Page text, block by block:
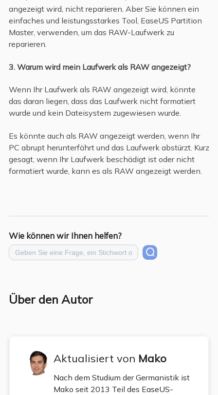
angezeigt wird, nicht reparieren. Aber Sie können ein
einfaches und leistungsstarkes Tool, EaseUS Partition
Master, verwenden, um das RAW-Laufwerk zu
reparieren.
3. Warum wird mein Laufwerk als RAW angezeigt?
Wenn Ihr Laufwerk als RAW angezeigt wird, könnte
das daran liegen, dass das Laufwerk nicht formatiert
wurde und kein Dateisystem zugewiesen wurde.
Es könnte auch als RAW angezeigt werden, wenn Ihr
PC abrupt herunterfährt und das Laufwerk abstürzt. Kurz
gesagt, wenn Ihr Laufwerk beschädigt ist oder nicht
formatiert wurde, kann es als RAW angezeigt werden.
Wie können wir Ihnen helfen?
Über den Autor
Aktualisiert von Mako
Nach dem Studium der Germanistik ist
Mako seit 2013 Teil des EaseUS-